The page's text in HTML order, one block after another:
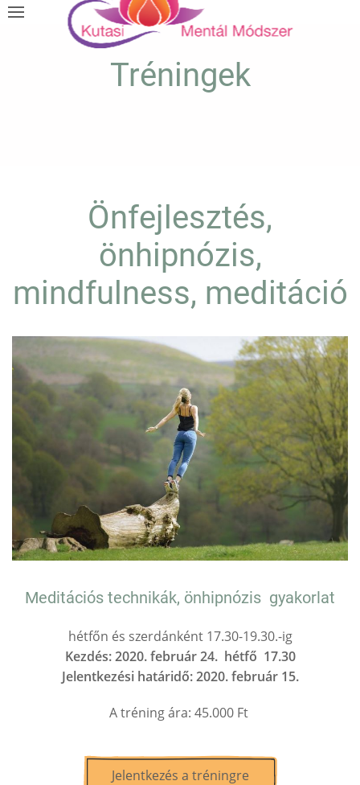
Tréningek
Önfejlesztés,
önhipnózis,
mindfulness, meditáció
Meditációs technikák, önhipnózis gyakorlat
hétfőn és szerdánként 17.30-19.30.-ig
Kezdés: 2020. február 24. hétfő 17.30
Jelentkezési határidő: 2020. február 15.
A tréning ára: 45.000 Ft
Jelentkezés a tréningre